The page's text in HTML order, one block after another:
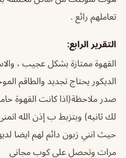
تعاملهم رائع .
التقرير الرابع:
القهوة ممتازة بشكل عجيب ،
الديكور يحتاج تجديد والطاقم
صدر ملاحظة(اذا كانت القهوة
لك ثانيه) وبتزبط ب إذن الله
مرات وتحصل على كوب مجاني